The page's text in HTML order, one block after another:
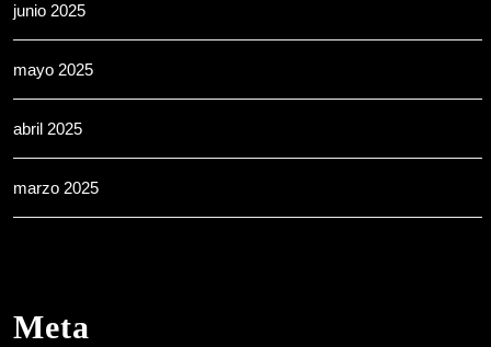
junio 2025
mayo 2025
abril 2025
marzo 2025
Meta